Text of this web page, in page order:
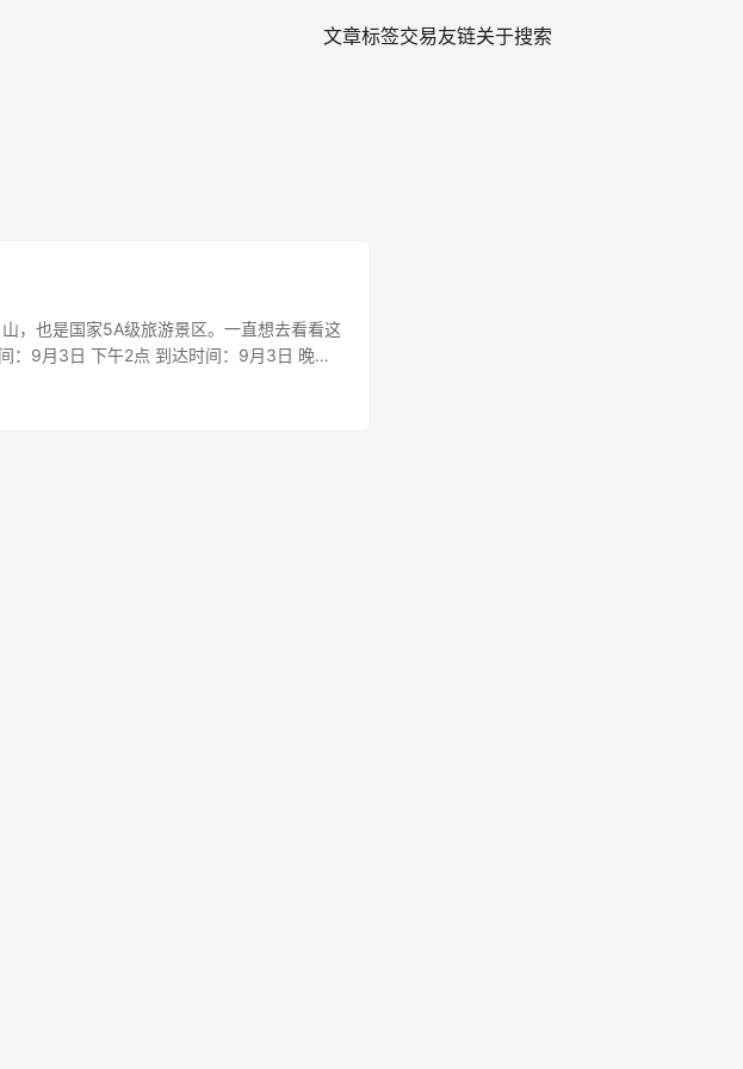
文章标签交易友链关于搜索
，也是国家5A级旅游景区。一直想去看看这
：9月3日 下午2点 到达时间：9月3日 晚上
历 第一段：山脚到中天门 从山脚下开始